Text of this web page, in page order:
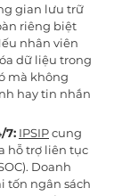
gian lưu trữ
riêng biệt
nhân viên
dữ liệu trong
mà không
hay tin nhắn
7: IPSIP cung
hỗ trợ liên tục
Doanh
tốn ngân sách